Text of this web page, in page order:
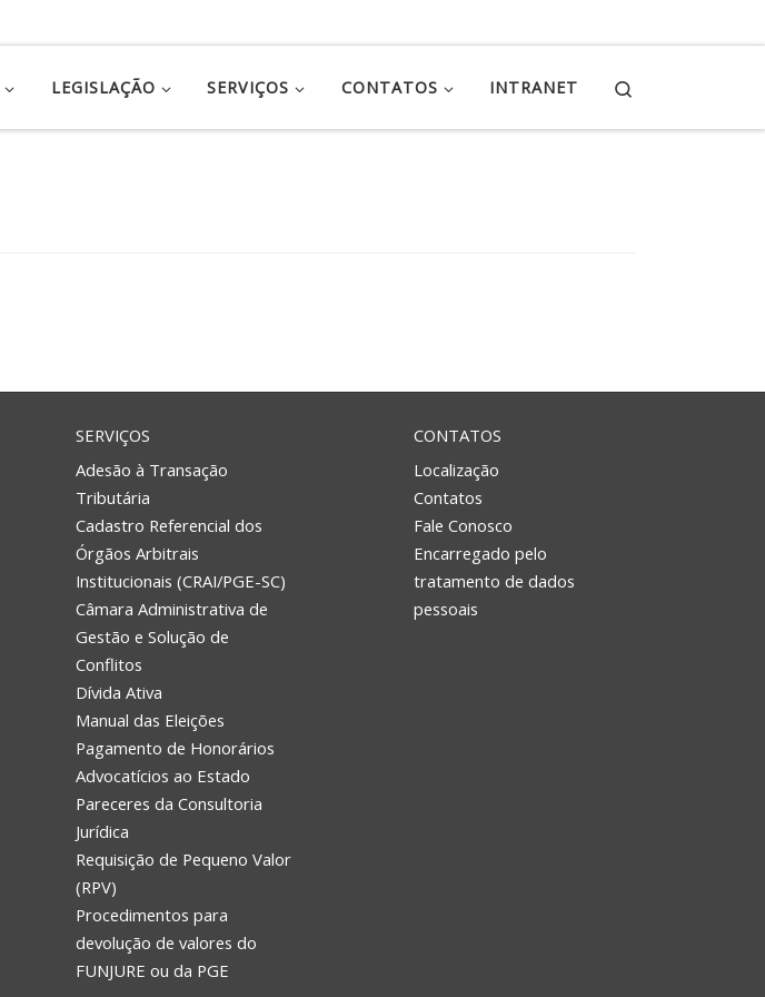
LEGISLAÇÃO SERVIÇOS CONTATOS INTRANET
SERVIÇOS
Adesão à Transação
Tributária
Cadastro Referencial dos
Órgãos Arbitrais
Institucionais (CRAI/PGE-SC)
Câmara Administrativa de
Gestão e Solução de
Conflitos
Dívida Ativa
Manual das Eleições
Pagamento de Honorários
Advocatícios ao Estado
Pareceres da Consultoria
Jurídica
Requisição de Pequeno Valor
(RPV)
Procedimentos para
devolução de valores do
FUNJURE ou da PGE
CONTATOS
Localização
Contatos
Fale Conosco
Encarregado pelo
tratamento de dados
pessoais